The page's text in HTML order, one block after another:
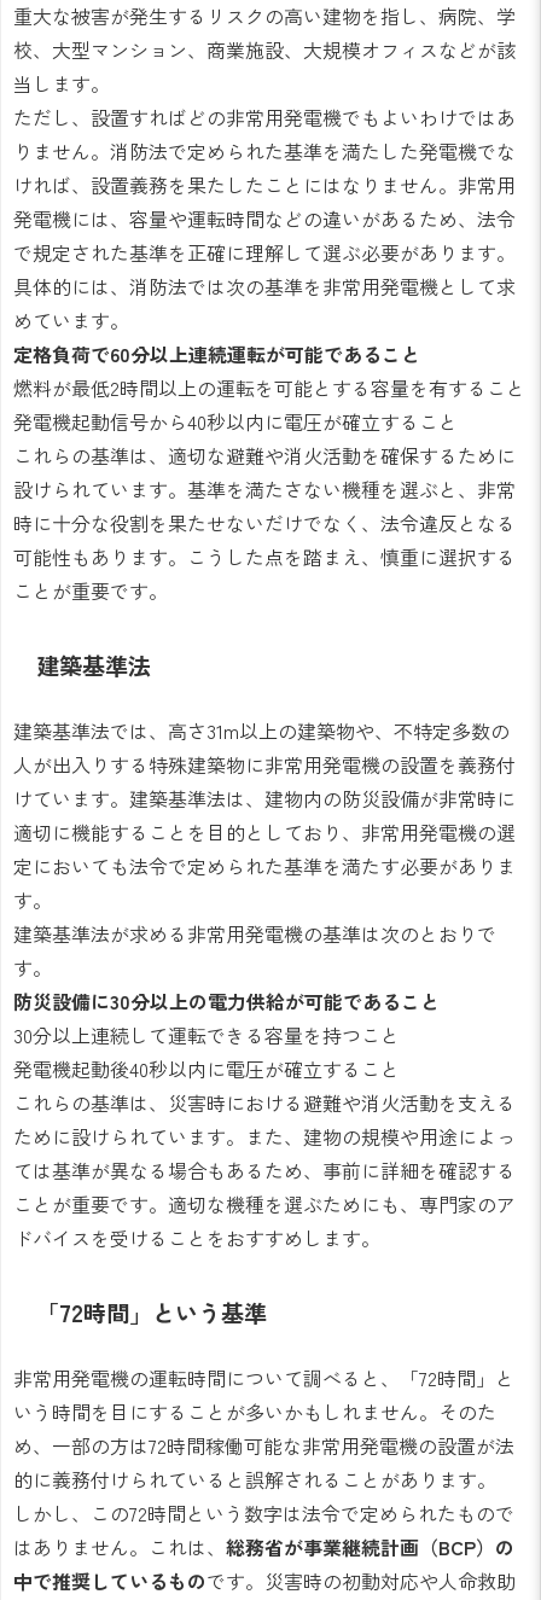
重大な被害が発生するリスクの高い建物を指し、病院、学
校、大型マンション、商業施設、大規模オフィスなどが該
当します。
ただし、設置すればどの非常用発電機でもよいわけではあ
りません。消防法で定められた基準を満たした発電機でな
ければ、設置義務を果たしたことにはなりません。非常用
発電機には、容量や運転時間などの違いがあるため、法令
で規定された基準を正確に理解して選ぶ必要があります。
具体的には、消防法では次の基準を非常用発電機として求
めています。
定格負荷で60分以上連続運転が可能であること
燃料が最低2時間以上の運転を可能とする容量を有すること
発電機起動信号から40秒以内に電圧が確立すること
これらの基準は、適切な避難や消火活動を確保するために
設けられています。基準を満たさない機種を選ぶと、非常
時に十分な役割を果たせないだけでなく、法令違反となる
可能性もあります。こうした点を踏まえ、慎重に選択する
ことが重要です。
建築基準法
建築基準法では、高さ31m以上の建築物や、不特定多数の
人が出入りする特殊建築物に非常用発電機の設置を義務付
けています。建築基準法は、建物内の防災設備が非常時に
適切に機能することを目的としており、非常用発電機の選
定においても法令で定められた基準を満たす必要がありま
す。
建築基準法が求める非常用発電機の基準は次のとおりで
す。
防災設備に30分以上の電力供給が可能であること
30分以上連続して運転できる容量を持つこと
発電機起動後40秒以内に電圧が確立すること
これらの基準は、災害時における避難や消火活動を支える
ために設けられています。また、建物の規模や用途によっ
ては基準が異なる場合もあるため、事前に詳細を確認する
ことが重要です。適切な機種を選ぶためにも、専門家のア
ドバイスを受けることをおすすめします。
「72時間」という基準
非常用発電機の運転時間について調べると、「72時間」と
いう時間を目にすることが多いかもしれません。そのた
め、一部の方は72時間稼働可能な非常用発電機の設置が法
的に義務付けられていると誤解されることがあります。
しかし、この72時間という数字は法令で定められたもので
はありません。これは、 総務省が事業継続計画（BCP）の
中で推奨しているものです。災害時の初動対応や人命救助